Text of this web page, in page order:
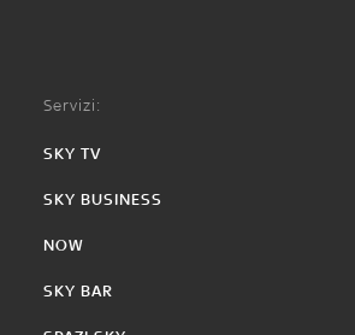
Servizi:
SKY TV
SKY BUSINESS
NOW
SKY BAR